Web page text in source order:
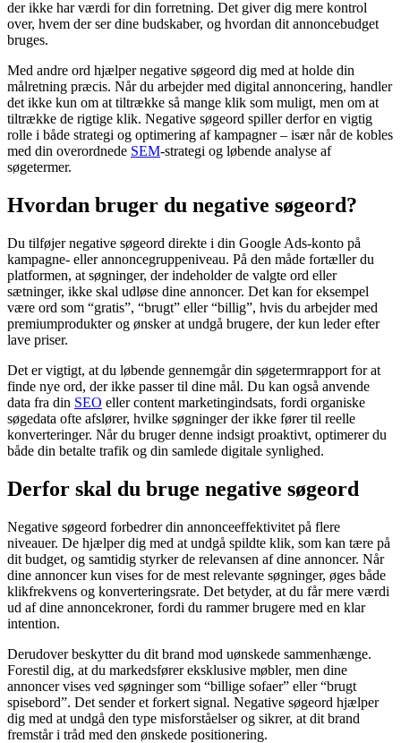
der ikke har værdi for din forretning. Det giver dig mere kontrol
over, hvem der ser dine budskaber, og hvordan dit annoncebudget
bruges.
Med andre ord hjælper negative søgeord dig med at holde din
målretning præcis. Når du arbejder med digital annoncering, handler
det ikke kun om at tiltrække så mange klik som muligt, men om at
tiltrække de rigtige klik. Negative søgeord spiller derfor en vigtig
rolle i både strategi og optimering af kampagner – især når de kobles
med din overordnede SEM-strategi og løbende analyse af
søgetermer.
Hvordan bruger du negative søgeord?
Du tilføjer negative søgeord direkte i din Google Ads-konto på
kampagne- eller annoncegruppeniveau. På den måde fortæller du
platformen, at søgninger, der indeholder de valgte ord eller
sætninger, ikke skal udløse dine annoncer. Det kan for eksempel
være ord som “gratis”, “brugt” eller “billig”, hvis du arbejder med
premiumprodukter og ønsker at undgå brugere, der kun leder efter
lave priser.
Det er vigtigt, at du løbende gennemgår din søgetermrapport for at
finde nye ord, der ikke passer til dine mål. Du kan også anvende
data fra din SEO eller content marketingindsats, fordi organiske
søgedata ofte afslører, hvilke søgninger der ikke fører til reelle
konverteringer. Når du bruger denne indsigt proaktivt, optimerer du
både din betalte trafik og din samlede digitale synlighed.
Derfor skal du bruge negative søgeord
Negative søgeord forbedrer din annonceeffektivitet på flere
niveauer. De hjælper dig med at undgå spildte klik, som kan tære på
dit budget, og samtidig styrker de relevansen af dine annoncer. Når
dine annoncer kun vises for de mest relevante søgninger, øges både
klikfrekvens og konverteringsrate. Det betyder, at du får mere værdi
ud af dine annoncekroner, fordi du rammer brugere med en klar
intention.
Derudover beskytter du dit brand mod uønskede sammenhænge.
Forestil dig, at du markedsfører eksklusive møbler, men dine
annoncer vises ved søgninger som “billige sofaer” eller “brugt
spisebord”. Det sender et forkert signal. Negative søgeord hjælper
dig med at undgå den type misforståelser og sikrer, at dit brand
fremstår i tråd med den ønskede positionering.